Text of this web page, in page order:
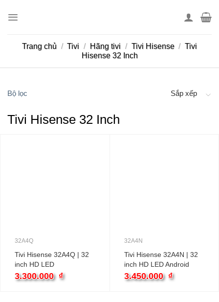
Trang chủ / Tivi / Hãng tivi / Tivi Hisense / Tivi
Hisense 32 Inch
Bộ lọc Sắp xếp
Tivi Hisense 32 Inch
32A4Q
Tivi Hisense 32A4Q | 32
inch HD LED
3.300.000 ₫
32A4N
Tivi Hisense 32A4N | 32
inch HD LED Android
3.450.000 ₫